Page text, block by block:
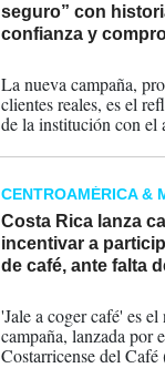
seguro” con
confianza y
La nueva campaña,
clientes reales, es el
de la institución con el
millones de
CENTROAMÉRICA &
Costa Rica lanza
incentivar a
de café, ante falta
'Jale a coger café' es
campaña, lanzada por
Costarricense del